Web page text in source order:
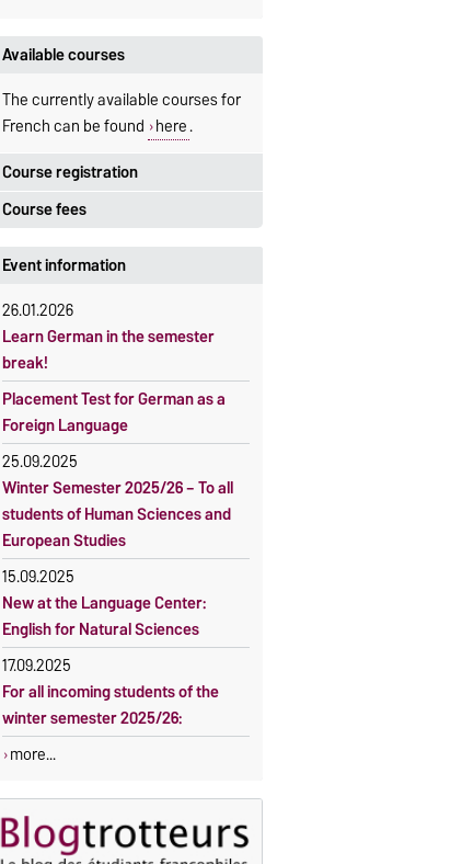
Course registration
Registration period:
5 October 2026, 9:00until
23 October 2026, 18:00
Moodle
OVGU-Account
Classes begin on 12 October 2026
Course participation only after
timely online registration
Available courses
The currently available courses for
French can be found here.
Course fees
The language courses are fee-
Fees
Reimbursement of fees
Language courses without fees
Waiver of fees for incoming
students
Event information
26.01.2026
Learn German in the semester
break!
Placement Test for German as a
Foreign Language
25.09.2025
Winter Semester 2025/26 – To all
students of Human Sciences and
European Studies
15.09.2025
New at the Language Center:
English for Natural Sciences
17.09.2025
For all incoming students of the
winter semester 2025/26:
more...